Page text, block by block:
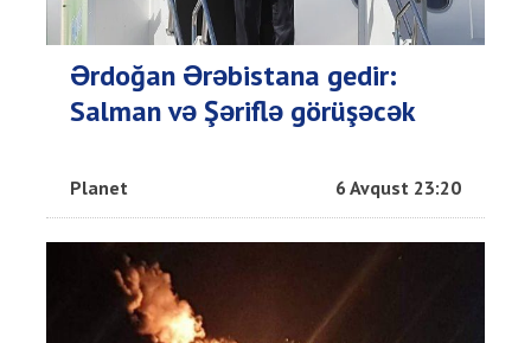
Ərdoğan Ərəbistana gedir:
Salman və Şəriflə görüşəcək
Planet 6 Avqust 23:20